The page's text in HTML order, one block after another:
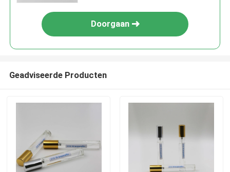
Doorgaan
Geadviseerde Producten